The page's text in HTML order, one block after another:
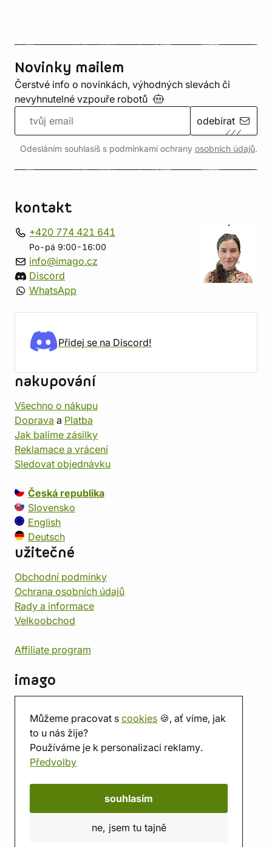
Můžeme pracovat s cookies 🍪, ať víme, jak
to u nás žije?
Používáme je k personalizaci reklamy.
Předvolby
souhlasím
ne, jsem tu tajně
Novinky mailem
Čerstvé info o novinkách, výhodných slevách či
nevyhnutelné vzpouře robotů
odebírat
Odesláním souhlasíš s podmínkami ochrany osobních údajů.
kontakt
+420 774 421 641
Po-pá 9:00-16:00
info@imago.cz
Discord
WhatsApp
Přidej se na Discord!
nakupování
Všechno o nákupu
Doprava a Platba
Jak balíme zásilky
Reklamace a vrácení
Sledovat objednávku
Česká republika
Slovensko
English
Deutsch
užitečné
Obchodní podmínky
Ochrana osobních údajů
Rady a informace
Velkoobchod
Affiliate program
imago
Prodejna
Herna
O nás
Hodnocení obchodu